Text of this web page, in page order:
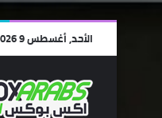
الأحد, أغسطس 9 2026